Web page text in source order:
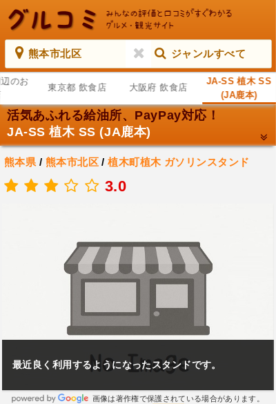
熊本市北区 ジャンルすべて
のお
東京都 飲食店 大阪府 飲食店
JA-SS 植木 SS
(JA鹿本)
活気あふれる給油所、PayPay対応！
JA-SS 植木 SS (JA鹿本)
熊本県 / 熊本市北区/植木町植木 ガソリンスタンド
3.0
最近良く利用するようになったスタンドです。
画像は著作権で保護されている場合があります。